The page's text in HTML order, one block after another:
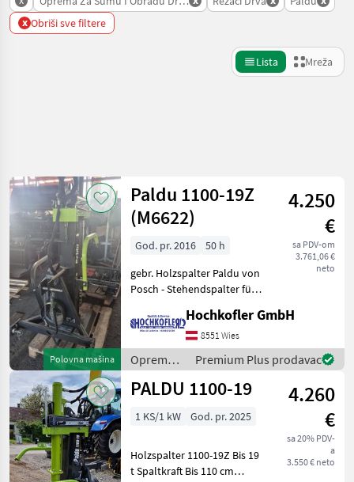
x Obriši sve filtere
Lista Mreža
Kategorija 4 Država Filteri
TRENUTNA
PUTANJA
Šumarstvo
Oprema
Za Sumu
I Obradu
Drveta
Rezaci
Drva
Paldu
IZABERITE
KATEGORIJU
Paldu
Resetuj
Prikaži 4
rezultata
Polovna mašina
Paldu 1100-19Z
(M6622)
4.250
€
sa PDV-om
3.761,06 €
neto
God. pr. 2016
50 h
gebr. Holzspalter Paldu von
Posch - Stehendspalter für
Stempelvorlauf (Zwei
Geschwindigkeiten): Stufe 1:
ca. 6cm/s Stufe 2: ca.
13cm/s - Ste
Hochkofler GmbH
8551 Wies
Oprema
za šumu i
obradu
Paldu
Premium Plus prodavac
PALDU 1100-19
4.260
€
sa 20% PDV-
a
3.550 € neto
1 KS/1 kW God. pr. 2025
Holzspalter 1100-19Z Bis 19
t Spaltkraft Bis 110 cm